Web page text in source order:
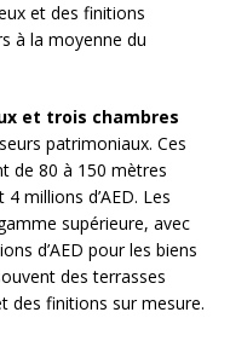
et des finitions
à la moyenne du
et trois chambres
patrimoniaux. Ces
de 80 à 150 mètres
millions d’AED. Les
supérieure, avec
d’AED pour les biens
des terrasses
des finitions sur mesure.